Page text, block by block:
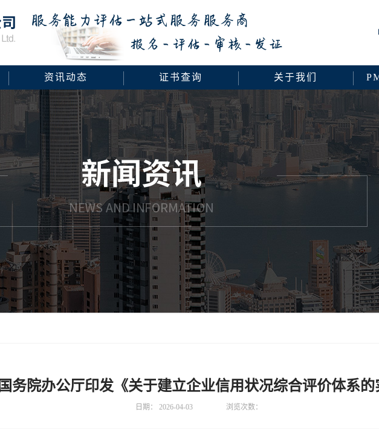
资讯动态 证书查询 关于我们
国务院办公厅印发《关于建立企业信用状况综合评价体系
日期： 2026-04-03 浏览次数：